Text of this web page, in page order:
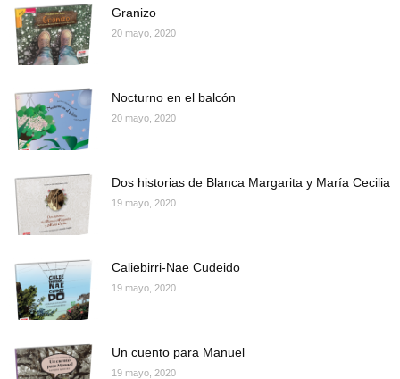
Granizo
20 mayo, 2020
Nocturno en el balcón
20 mayo, 2020
Dos historias de Blanca Margarita y María Cecilia
19 mayo, 2020
Caliebirri-Nae Cudeido
19 mayo, 2020
Un cuento para Manuel
19 mayo, 2020